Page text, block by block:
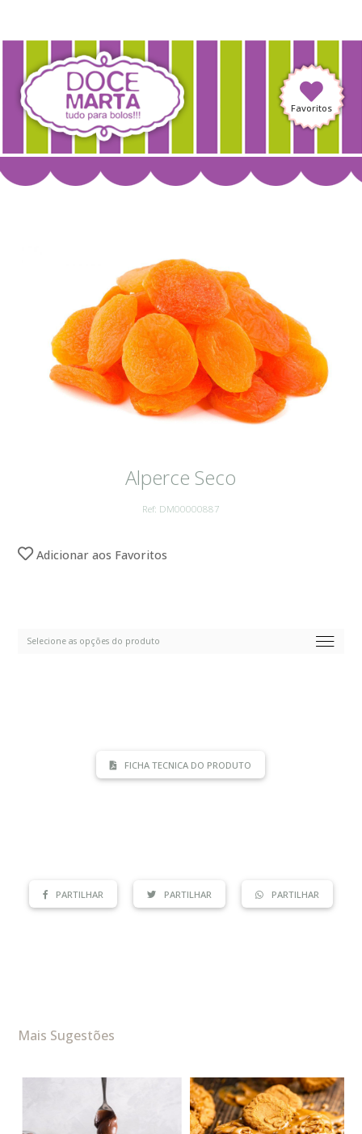
Favoritos
Alperce Seco
Ref: DM00000887
Adicionar aos Favoritos
FICHA TECNICA DO PRODUTO
PARTILHAR PARTILHAR PARTILHAR
Mais Sugestões